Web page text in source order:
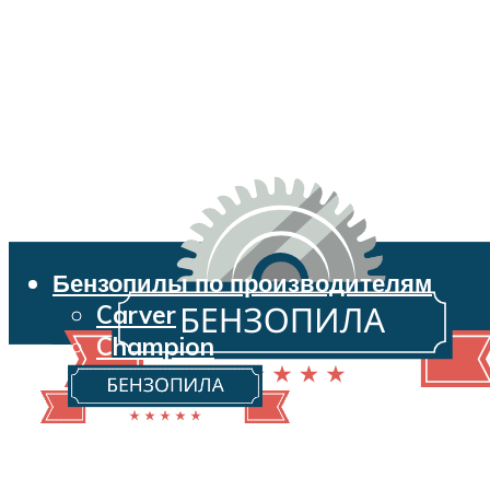
Бензопилы по производителям
Carver
Champion
Echo
Husqvarna